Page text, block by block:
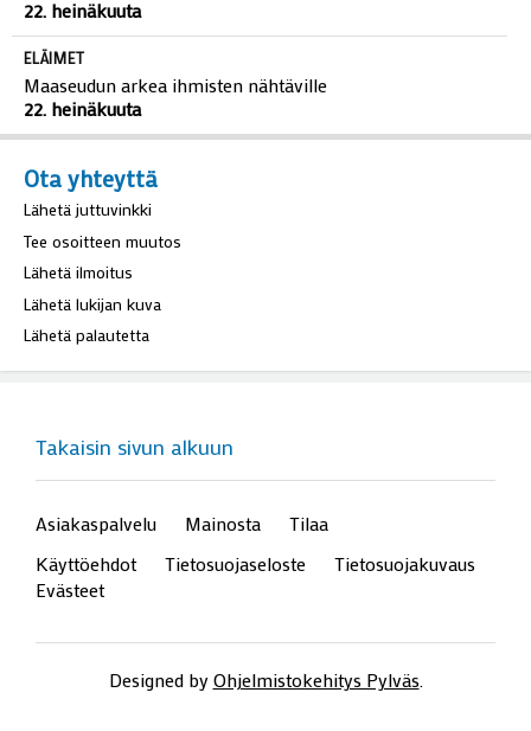
22. heinäkuuta
ELÄIMET
Maaseudun arkea ihmisten nähtäville
22. heinäkuuta
Ota yhteyttä
Lähetä juttuvinkki
Tee osoitteen muutos
Lähetä ilmoitus
Lähetä lukijan kuva
Lähetä palautetta
Takaisin sivun alkuun
Asiakaspalvelu Mainosta
Tilaa
Käyttöehdot
Tietosuojaseloste
Tietosuojakuvaus
Evästeet
Designed byOhjelmistokehitys Pylväs